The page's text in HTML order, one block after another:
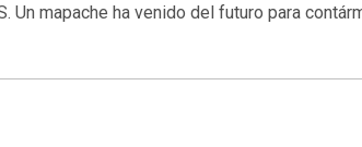
Un mapache ha venido del futuro para